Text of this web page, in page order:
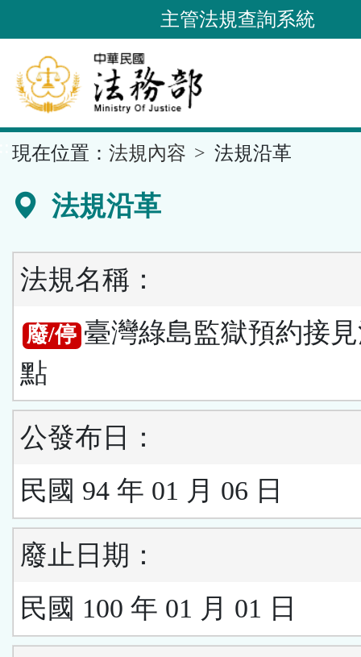
到
要
內
容
區
主管法規查詢系統
現在位置： 法規內容 法規沿革
法規沿革
法規名稱：
廢/停 臺灣綠島監獄預約接
點
公發布日：
民國 94 年 01 月 06 日
廢止日期：
民國 100 年 01 月 01 日